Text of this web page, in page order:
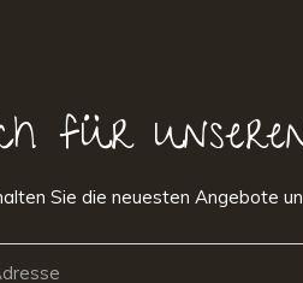
für
Sie die neuesten Angebote